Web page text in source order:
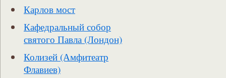
Карлов мост
Кафедральный собор
святого Павла (Лондон)
Колизей (Амфитеатр
Флавиев)